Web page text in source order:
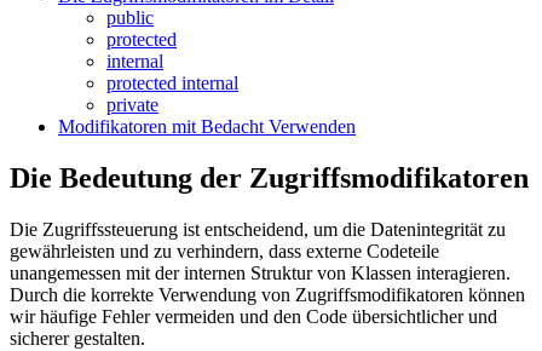
public
protected
internal
protected internal
private
Modifikatoren mit Bedacht Verwenden
Die Bedeutung der Zugriffsmodifikatoren
Die Zugriffssteuerung ist entscheidend, um die Datenintegrität zu
gewährleisten und zu verhindern, dass externe Codeteile
unangemessen mit der internen Struktur von Klassen interagieren.
Durch die korrekte Verwendung von Zugriffsmodifikatoren können
wir häufige Fehler vermeiden und den Code übersichtlicher und
sicherer gestalten.